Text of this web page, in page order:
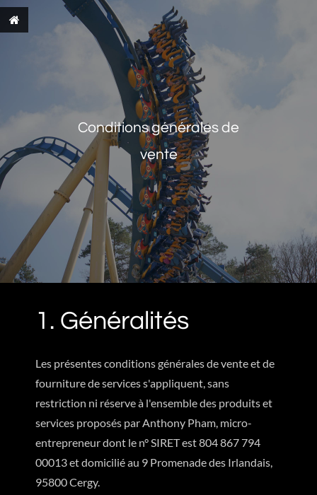
Conditions générales de
vente
1. Généralités
Les présentes conditions générales de vente et de
fourniture de services s'appliquent, sans
restriction ni réserve à l'ensemble des produits et
services proposés par Anthony Pham, micro-
entrepreneur dont le n° SIRET est 804 867 794
00013 et domicilié au 9 Promenade des Irlandais,
95800 Cergy.